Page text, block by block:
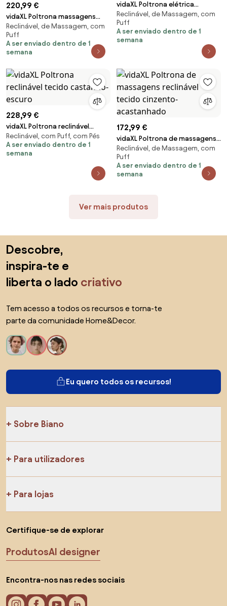
220,99 €
vidaXL Poltrona massagens
reclinável couro artificial
vermelho tinto
Reclinável, de Massagem, com
Puff
A ser enviado dentro de 1
semana
vidaXL Poltrona elétrica
elevatória massagens tecido
preto
Reclinável, de Massagem, com
Puff
A ser enviado dentro de 1
semana
228,99 €
vidaXL Poltrona reclinável
tecido castanho-escuro
Reclinável, com Puff, com Pés
A ser enviado dentro de 1
semana
172,99 €
vidaXL Poltrona de massagens
reclinável tecido cinzento-
acastanhado
Reclinável, de Massagem, com
Puff
A ser enviado dentro de 1
semana
Ver mais produtos
Descobre,
inspira-te e
liberta o lado criativo
Tem acesso a todos os recursos e torna-te
parte da comunidade Home&Decor.
Eu quero todos os recursos!
Sobre Biano
Para utilizadores
Para lojas
Certifique-se de explorar
ProdutosAI designer
Encontra-nos nas redes sociais